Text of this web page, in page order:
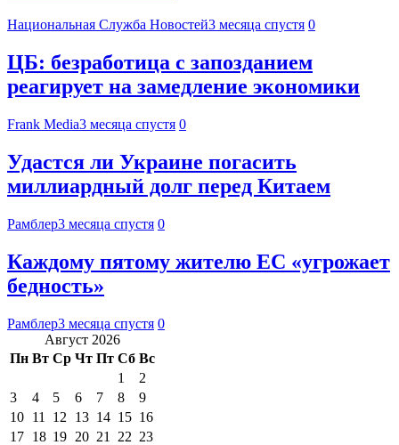
Национальная Служба Новостей3 месяца спустя 0
ЦБ: безработица с запозданием
реагирует на замедление экономики
Frank Media3 месяца спустя 0
Удастся ли Украине погасить
миллиардный долг перед Китаем
Рамблер3 месяца спустя 0
Каждому пятому жителю ЕС «угрожает
бедность»
Рамблер3 месяца спустя 0
Август 2026
Пн Вт Ср Чт Пт Сб Вс
1
2
3
4 5 6 7 8
9
10 11 12 13 14 15 16
17 18 19 20 21 22 23